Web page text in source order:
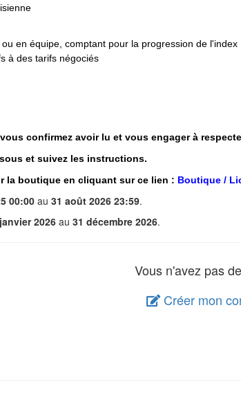
en équipe, comptant pour la progression de l'index
à des tarifs négociés
confirmez avoir lu et vous engager à
et suivez les instructions.
la boutique en cliquant sur ce lien : Boutique /
00:00au 31 août 2026 23:59.
2026 au 31 décembre 2026.
Vous n'avez pas
Créer mon